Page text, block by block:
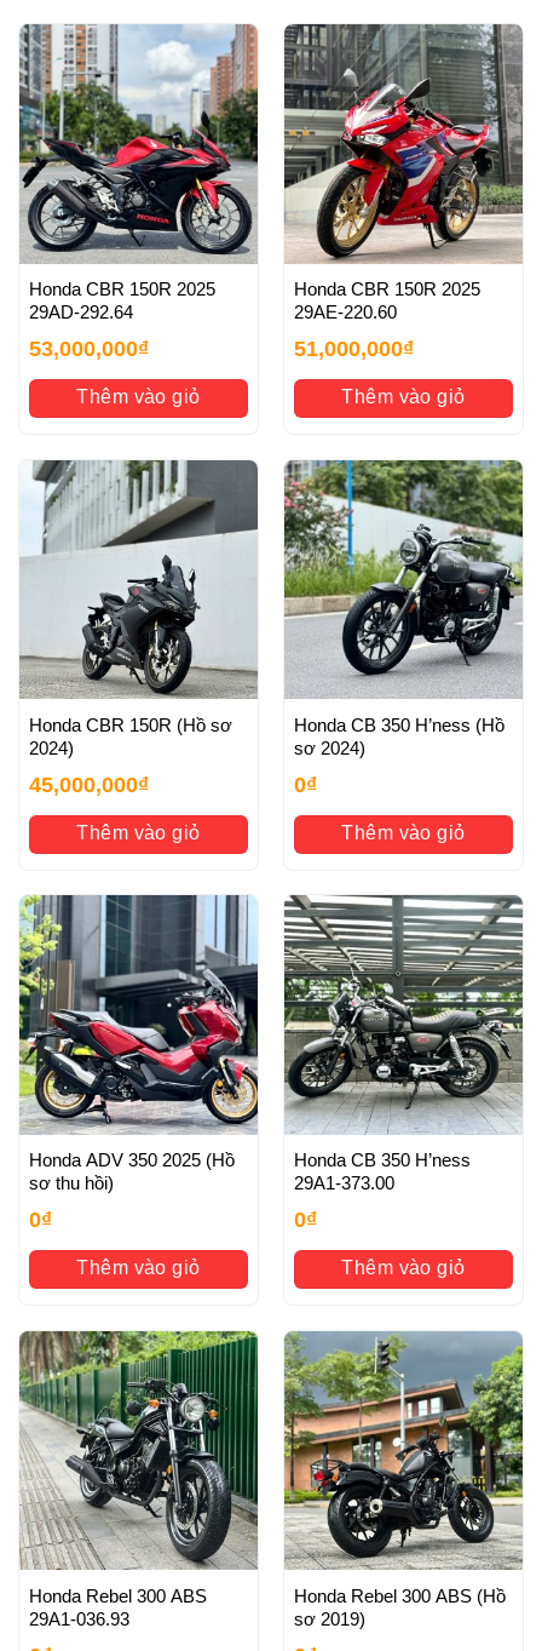
Honda CBR 150R 2025
29AD-292.64
53,000,000₫
Thêm vào giỏ
Honda CBR 150R 2025
29AE-220.60
51,000,000₫
Thêm vào giỏ
Honda CBR 150R (Hồ sơ
2024)
45,000,000₫
Thêm vào giỏ
Honda CB 350 H’ness (Hồ
sơ 2024)
0₫
Thêm vào giỏ
Honda ADV 350 2025 (Hồ
sơ thu hồi)
0₫
Thêm vào giỏ
Honda CB 350 H’ness
29A1-373.00
0₫
Thêm vào giỏ
Honda Rebel 300 ABS
29A1-036.93
Honda Rebel 300 ABS (Hồ
sơ 2019)